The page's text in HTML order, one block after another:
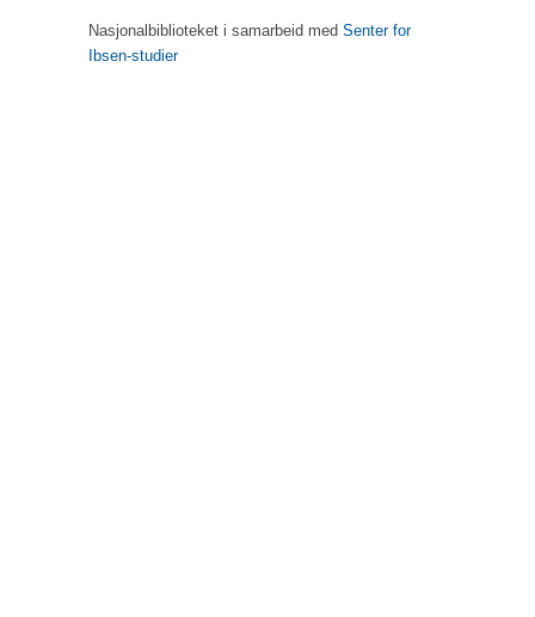
Nasjonalbiblioteket i samarbeid med Senter for
Ibsen-studier